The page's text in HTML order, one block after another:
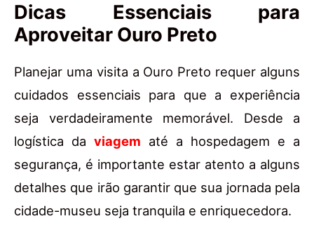
Dicas Essenciais para
Aproveitar Ouro Preto
Planejar uma visita a Ouro Preto requer alguns
cuidados essenciais para que a experiência
seja verdadeiramente memorável. Desde a
logística da viagem até a hospedagem e a
segurança, é importante estar atento a alguns
detalhes que irão garantir que sua jornada pela
cidade-museu seja tranquila e enriquecedora.